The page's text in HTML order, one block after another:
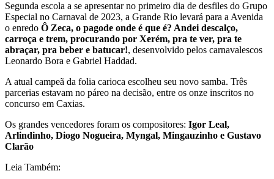
Segunda escola a se apresentar no primeiro dia de desfiles do Grupo
Especial no Carnaval de 2023, a Grande Rio levará para a Avenida
o enredo Ô Zeca, o pagode onde é que é? Andei descalço,
carroça e trem, procurando por Xerém, pra te ver, pra te
abraçar, pra beber e batucar!, desenvolvido pelos carnavalescos
Leonardo Bora e Gabriel Haddad.
A atual campeã da folia carioca escolheu seu novo samba. Três
parcerias estavam no páreo na decisão, entre os onze inscritos no
concurso em Caxias.
Os grandes vencedores foram os compositores: Igor Leal,
Arlindinho, Diogo Nogueira, Myngal, Mingauzinho e Gustavo
Clarão
Leia Também: